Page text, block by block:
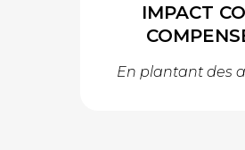
IMPACT
En plantant des